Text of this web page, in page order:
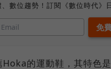
數位趨勢！訂閱《數位時代》
的運動鞋，其特色